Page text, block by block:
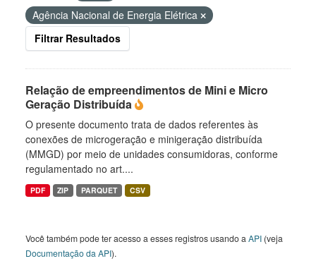
Agência Nacional de Energia Elétrica
Filtrar Resultados
Relação de empreendimentos de Mini e Micro
Geração Distribuída
O presente documento trata de dados referentes às
conexões de microgeração e minigeração distribuída
(MMGD) por meio de unidades consumidoras, conforme
regulamentado no art....
PDF ZIP PARQUET CSV
Você também pode ter acesso a esses registros usando a API (veja
Documentação da API).